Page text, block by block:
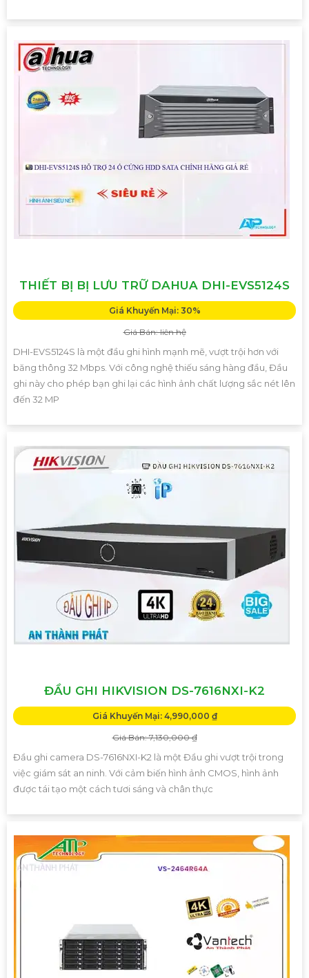
THIẾT BỊ BỊ LƯU TRỮ DAHUA DHI-EVS5124S
Giá Khuyến Mại: 30%
Giá Bán: liên hệ
DHI-EVS5124S là một đầu ghi hình mạnh mẽ, vượt trội hơn với
băng thông 32 Mbps. Với công nghệ thiếu sáng hàng đầu, Đầu
ghi này cho phép bạn ghi lại các hình ảnh chất lượng sắc nét lên
đến 32 MP
ĐẦU GHI HIKVISION DS-7616NXI-K2
Giá Khuyến Mại: 4,990,000 ₫
Giá Bán: 7,130,000 ₫
Đầu ghi camera DS-7616NXI-K2 là một Đầu ghi vượt trội trong
việc giám sát an ninh. Với cảm biến hình ảnh CMOS, hình ảnh
được tái tạo một cách tươi sáng và chân thực